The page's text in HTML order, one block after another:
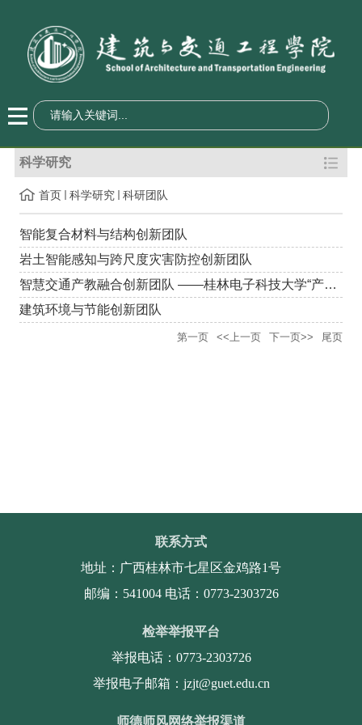
科学研究
首页 科学研究 科研团队
智能复合材料与结构创新团队
岩土智能感知与跨尺度灾害防控创新团队
智慧交通产教融合创新团队 ——桂林电子科技大学“产教融合、科教...
建筑环境与节能创新团队
第一页 <<上一页 下一页>> 尾页
联系方式
地址：广西桂林市七星区金鸡路1号
邮编：541004 电话：0773-2303726
检举举报平台
举报电话：0773-2303726
举报电子邮箱：jzjt@guet.edu.cn
师德师风网络举报渠道